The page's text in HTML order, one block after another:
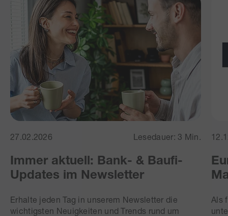
27.02.2026 Lesedauer: 3 Min.
Immer aktuell: Bank- & Baufi-
Updates im Newsletter
Erhalte jeden Tag in unserem Newsletter die
wichtigsten Neuigkeiten und Trends rund um
Als